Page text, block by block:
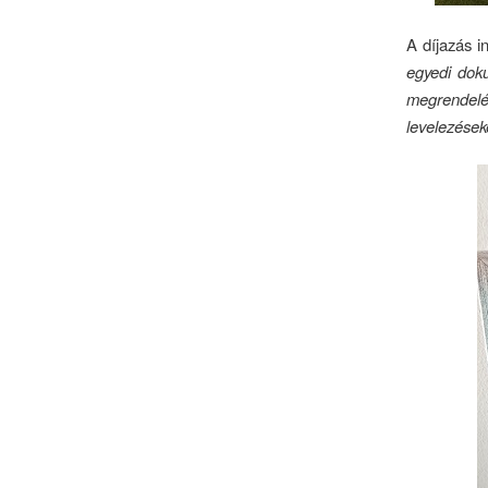
A díjazás
egyedi